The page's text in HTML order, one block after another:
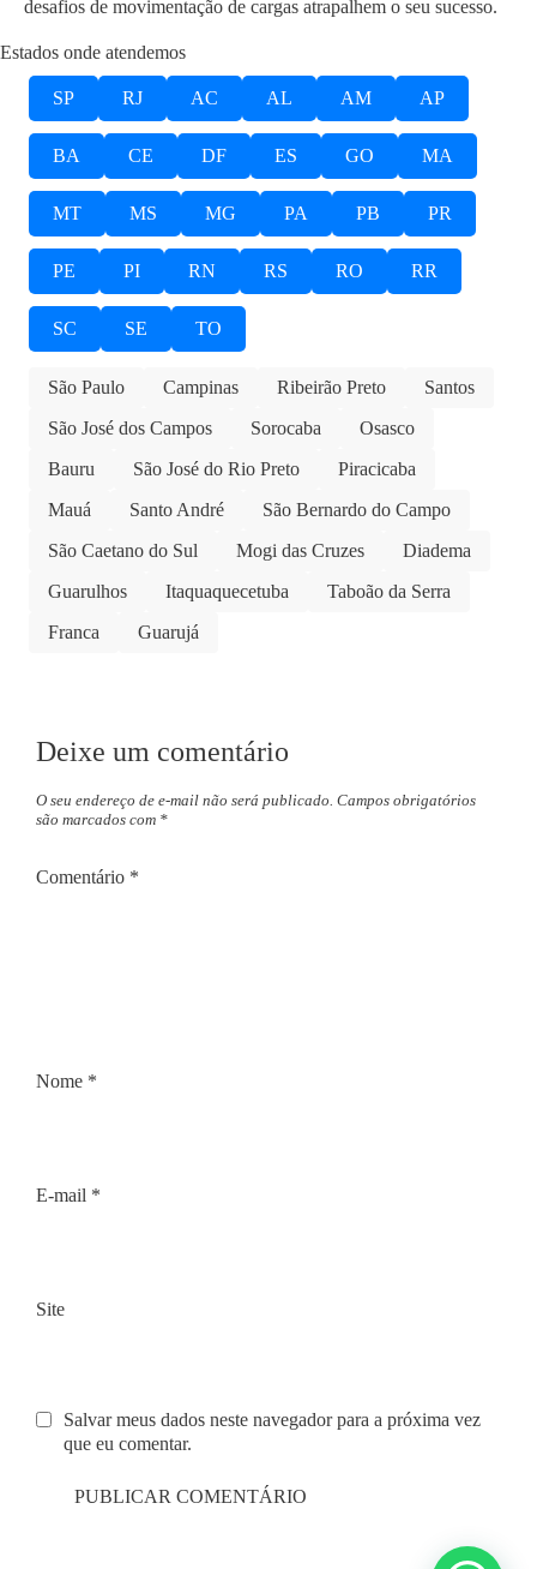
desafios de movimentação de cargas atrapalhem o seu sucesso.
Estados onde atendemos
SP RJ AC AL AM AP
BA CE DF ES GO MA
MT MS MG PA PB PR
PE PI RN RS RO RR
SC SE TO
São Paulo Campinas Ribeirão Preto
Santos
São José dos Campos
Sorocaba
Osasco
Bauru
São José do Rio Preto
Piracicaba
Mauá
Santo André
São Bernardo do Campo
São Caetano do Sul
Mogi das Cruzes
Diadema
Guarulhos
Itaquaquecetuba
Taboão da Serra
Franca
Guarujá
Deixe um comentário
O seu endereço de e-mail não será publicado. Campos obrigatórios
são marcados com *
Comentário *
Nome *
E-mail *
Site
Salvar meus dados neste navegador para a próxima vez
que eu comentar.